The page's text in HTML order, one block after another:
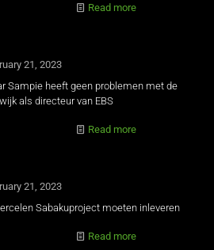
Read more
21, 2023
Sampie heeft geen problemen met de
als directeur van EBS
Read more
21, 2023
Sabakuproject moeten inleveren
Read more